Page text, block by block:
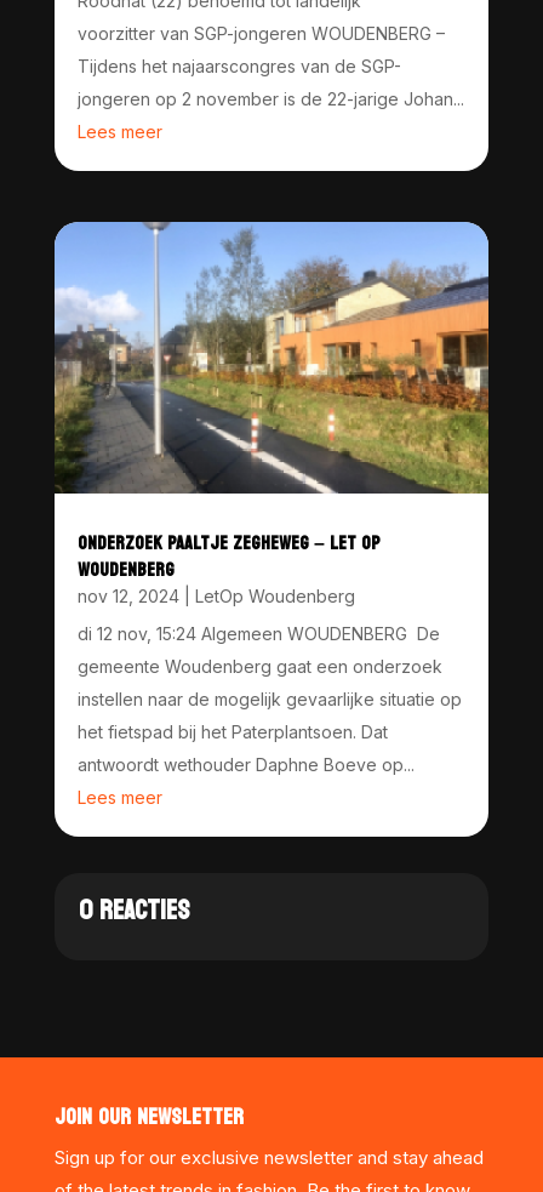
voorzitter van SGP-jongeren WOUDENBERG –
Tijdens het najaarscongres van de SGP-
jongeren op 2 november is de 22-jarige Johan...
Lees meer
ONDERZOEK PAALTJE ZEGHEWEG – LET OP
WOUDENBERG
nov 12, 2024| LetOp Woudenberg
di 12 nov, 15:24 Algemeen WOUDENBERG De
gemeente Woudenberg gaat een onderzoek
instellen naar de mogelijk gevaarlijke situatie op
het fietspad bij het Paterplantsoen. Dat
antwoordt wethouder Daphne Boeve op...
Lees meer
0 REACTIES
JOIN OUR NEWSLETTER
Sign up for our exclusive newsletter and stay ahead